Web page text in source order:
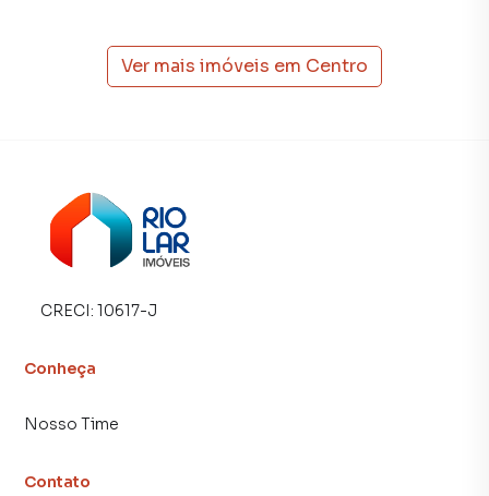
imóvel mais rápido. Contamos também com um time de
programadores, corretores treinados e uma central de
Ver mais imóveis em Centro
CRECI: 10617-J
Conheça
Nosso Time
Contato